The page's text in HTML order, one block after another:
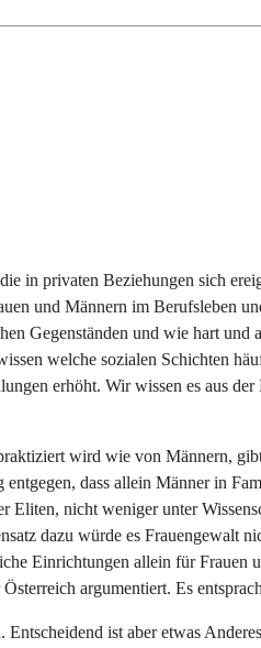
in privaten Beziehungen sich
und Männern im Berufsleben
Gegenständen und wie hart und
welche sozialen Schichten
erhöht. Wir wissen es aus
wird wie von Männern,
dass allein Männer in
nicht weniger unter
dazu würde es Frauengewalt
Einrichtungen allein für Frauen
argumentiert. Es
ist aber etwas